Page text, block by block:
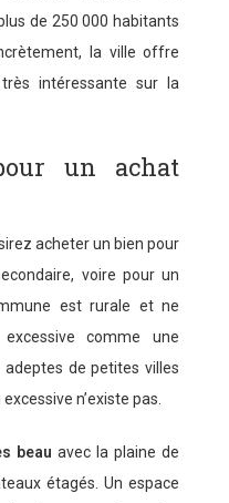
de 250 000 habitants
la ville offre
intéressante sur la
un achat
acheter un bien pour
voire pour un
est rurale et ne
comme une
de petites villes
n’existe pas.
beau avec la plaine de
étagés. Un espace